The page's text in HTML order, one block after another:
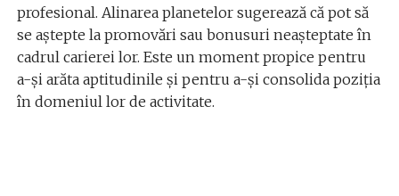
profesional. Alinarea planetelor sugerează că pot să
se aștepte la promovări sau bonusuri neașteptate în
cadrul carierei lor. Este un moment propice pentru
a-și arăta aptitudinile și pentru a-și consolida poziția
în domeniul lor de activitate.